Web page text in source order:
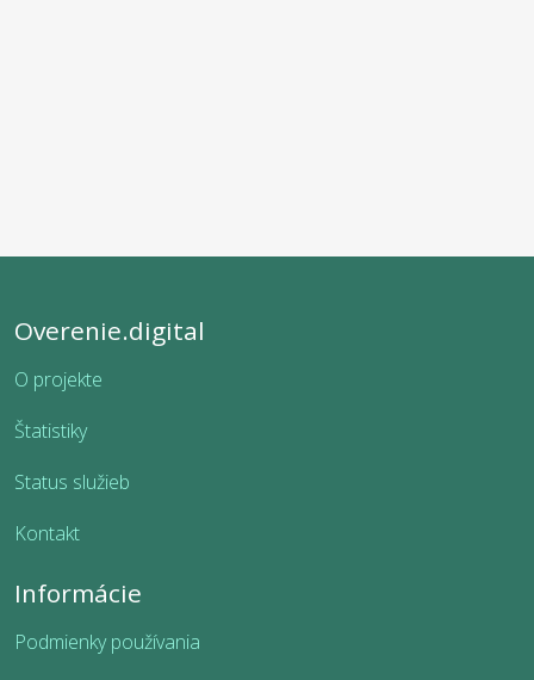
Overenie.digital
O projekte
Štatistiky
Status služieb
Kontakt
Informácie
Podmienky používania